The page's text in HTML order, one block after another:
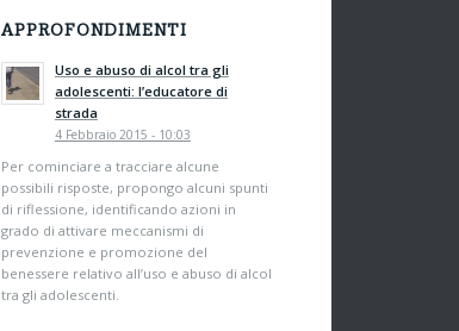
APPROFONDIMENTI
Uso e abuso di alcol tra gli
adolescenti: l’educatore di
strada
4 Febbraio 2015 - 10:03
Per cominciare a tracciare alcune
possibili risposte, propongo alcuni spunti
di riflessione, identificando azioni in
grado di attivare meccanismi di
prevenzione e promozione del
benessere relativo all’uso e abuso di alcol
tra gli adolescenti.